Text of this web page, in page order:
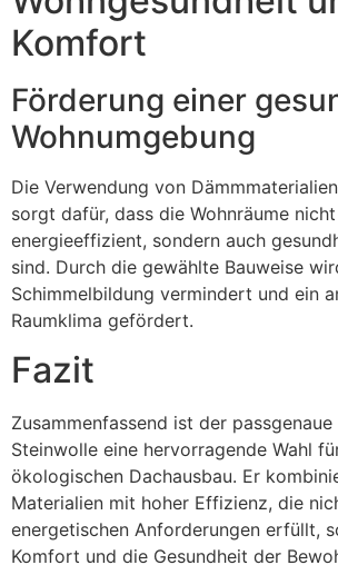
Komfort
Förderung einer
Wohnumgebung
Die Verwendung von
sorgt dafür, dass die Wohnräume
energieeffizient, sondern auch
sind. Durch die gewählte Bauweise
Schimmelbildung vermindert und ein
Raumklima gefördert.
Fazit
Zusammenfassend ist der
Steinwolle eine hervorragende Wahl
ökologischen Dachausbau. Er
Materialien mit hoher Effizienz, die
energetischen Anforderungen erfüllt,
Komfort und die Gesundheit der